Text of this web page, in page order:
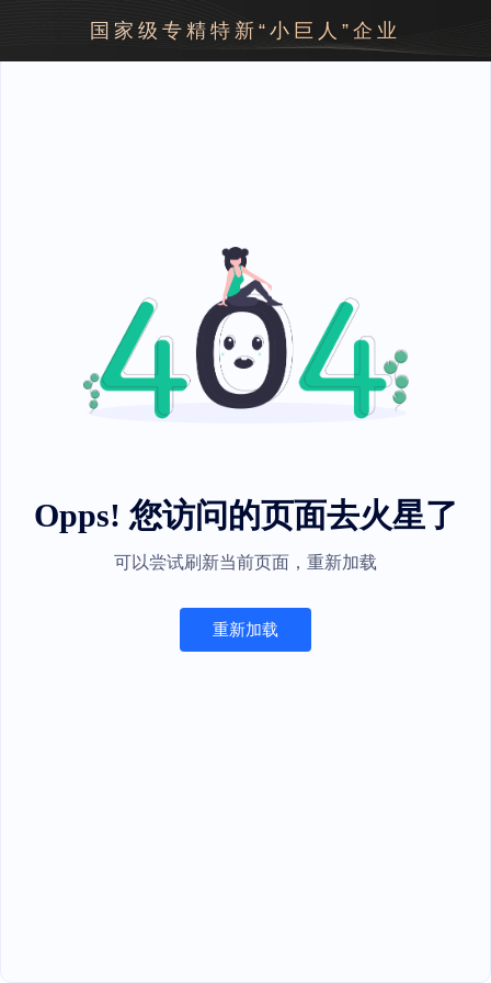
国家级专精特新“小巨人”企业
Opps! 您访问的页面去火星了
可以尝试刷新当前页面，重新加载
重新加载